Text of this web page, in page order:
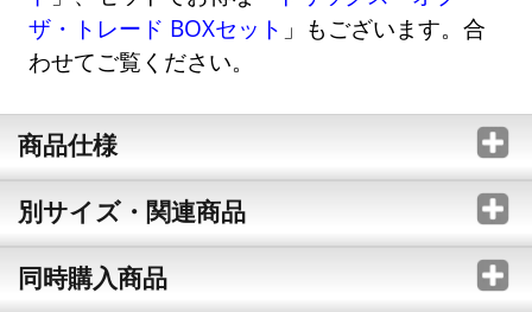
ザ・トレード BOXセット 」もございます。合
わせてご覧ください。
商品仕様
別サイズ・関連商品
同時購入商品